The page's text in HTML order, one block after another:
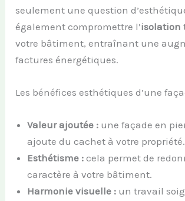
seulement une question
également compromettre l’isolation
votre bâtiment, entraînant une
factures énergétiques.
Les bénéfices esthétiques d’une
Valeur ajoutée : une façade en
ajoute du cachet à votre propriété.
Esthétisme : cela permet de
caractère à votre bâtiment.
Harmonie visuelle : un travail